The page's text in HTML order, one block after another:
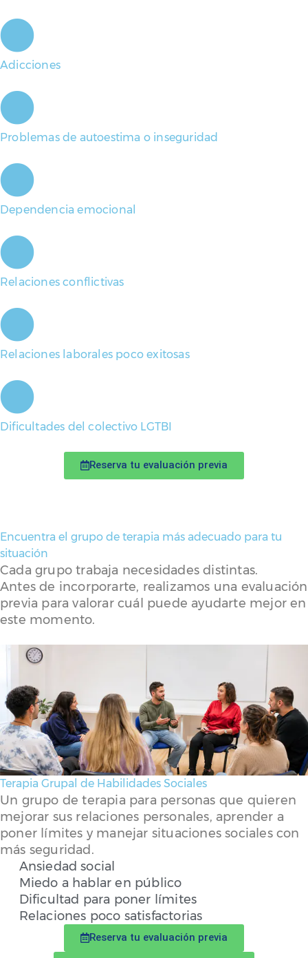
Adicciones
Problemas de autoestima o inseguridad
Dependencia emocional
Relaciones conflictivas
Relaciones laborales poco exitosas
Dificultades del colectivo LGTBI
Reserva tu evaluación previa
Encuentra el grupo de terapia más adecuado para tu
situación
Cada grupo trabaja necesidades distintas.
Antes de incorporarte, realizamos una evaluación
previa para valorar cuál puede ayudarte mejor en
este momento.
Terapia Grupal de Habilidades Sociales
Un grupo de terapia para personas que quieren
mejorar sus relaciones personales, aprender a
poner límites y manejar situaciones sociales con
más seguridad.
Ansiedad social
Miedo a hablar en público
Dificultad para poner límites
Relaciones poco satisfactorias
Reserva tu evaluación previa